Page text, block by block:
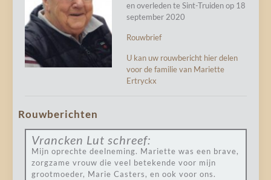
en overleden te Sint-Truiden op 18
september 2020
Rouwbrief
U kan uw rouwbericht hier delen
voor de familie van Mariette
Ertryckx
Rouwberichten
Vrancken Lut schreef:
Mijn oprechte deelneming. Mariette was een brave,
zorgzame vrouw die veel betekende voor mijn
grootmoeder, Marie Casters, en ook voor ons.